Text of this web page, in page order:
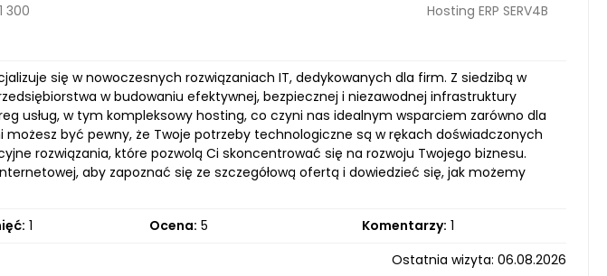
300 Hosting ERP SERV4B
się w nowoczesnych rozwiązaniach IT, dedykowanych dla firm. Z siedzibą w
w budowaniu efektywnej, bezpiecznej i niezawodnej infrastruktury
usług, w tym kompleksowy hosting, co czyni nas idealnym wsparciem zarówno dla
możesz być pewny, że Twoje potrzeby technologiczne są w rękach doświadczonych
rozwiązania, które pozwolą Ci skoncentrować się na rozwoju Twojego biznesu.
aby zapoznać się ze szczegółową ofertą i dowiedzieć się, jak możemy
1 Ocena: 5 Komentarzy: 1
Ostatnia wizyta: 06.08.2026